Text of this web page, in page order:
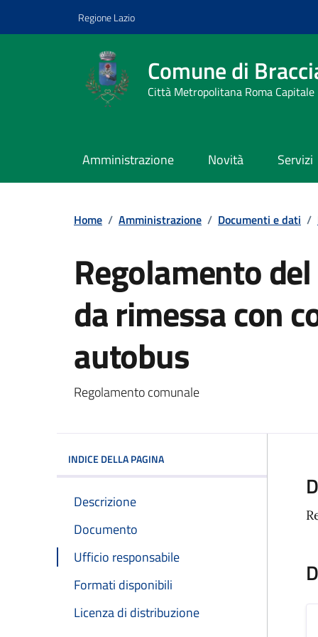
Regione Lazio
Comune di
Città Metropolitana Roma Capitale
Amministrazione Novità Servizi
Home / Amministrazione / Documenti e dati /
Regolamento
da rimessa con
autobus
Dettagli del
Regolamento comunale
INDICE DELLA PAGINA
Descrizione
Documento
Ufficio responsabile
Formati disponibili
Licenza di distribuzione